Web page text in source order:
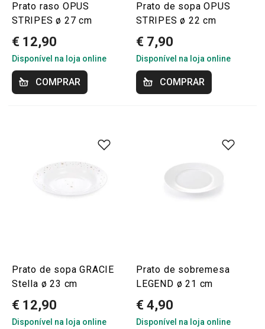
Prato raso OPUS
STRIPES ø 27 cm
€ 12,90
Disponível na loja online
COMPRAR
Prato de sopa OPUS
STRIPES ø 22 cm
€ 7,90
Disponível na loja online
COMPRAR
Prato de sopa GRACIE
Stella ø 23 cm
€ 12,90
Disponível na loja online
Prato de sobremesa
LEGEND ø 21 cm
€ 4,90
Disponível na loja online